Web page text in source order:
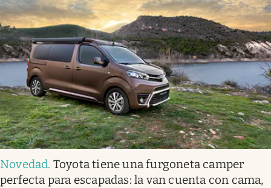
Novedad. Toyota tiene una furgoneta camper
perfecta para escapadas: la van cuenta con cama,